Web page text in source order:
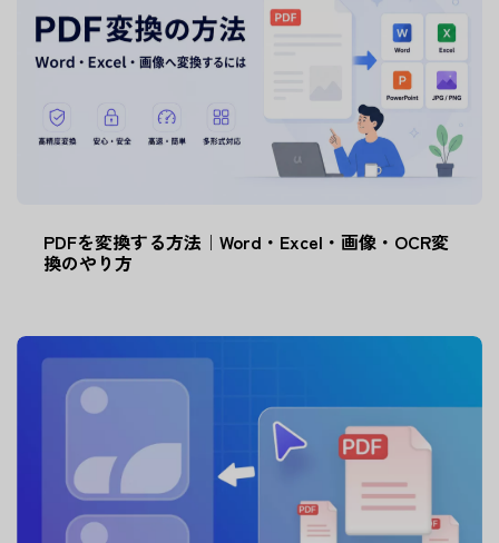
PDFを変換する方法｜Word・Excel・画像・OCR変
換のやり方